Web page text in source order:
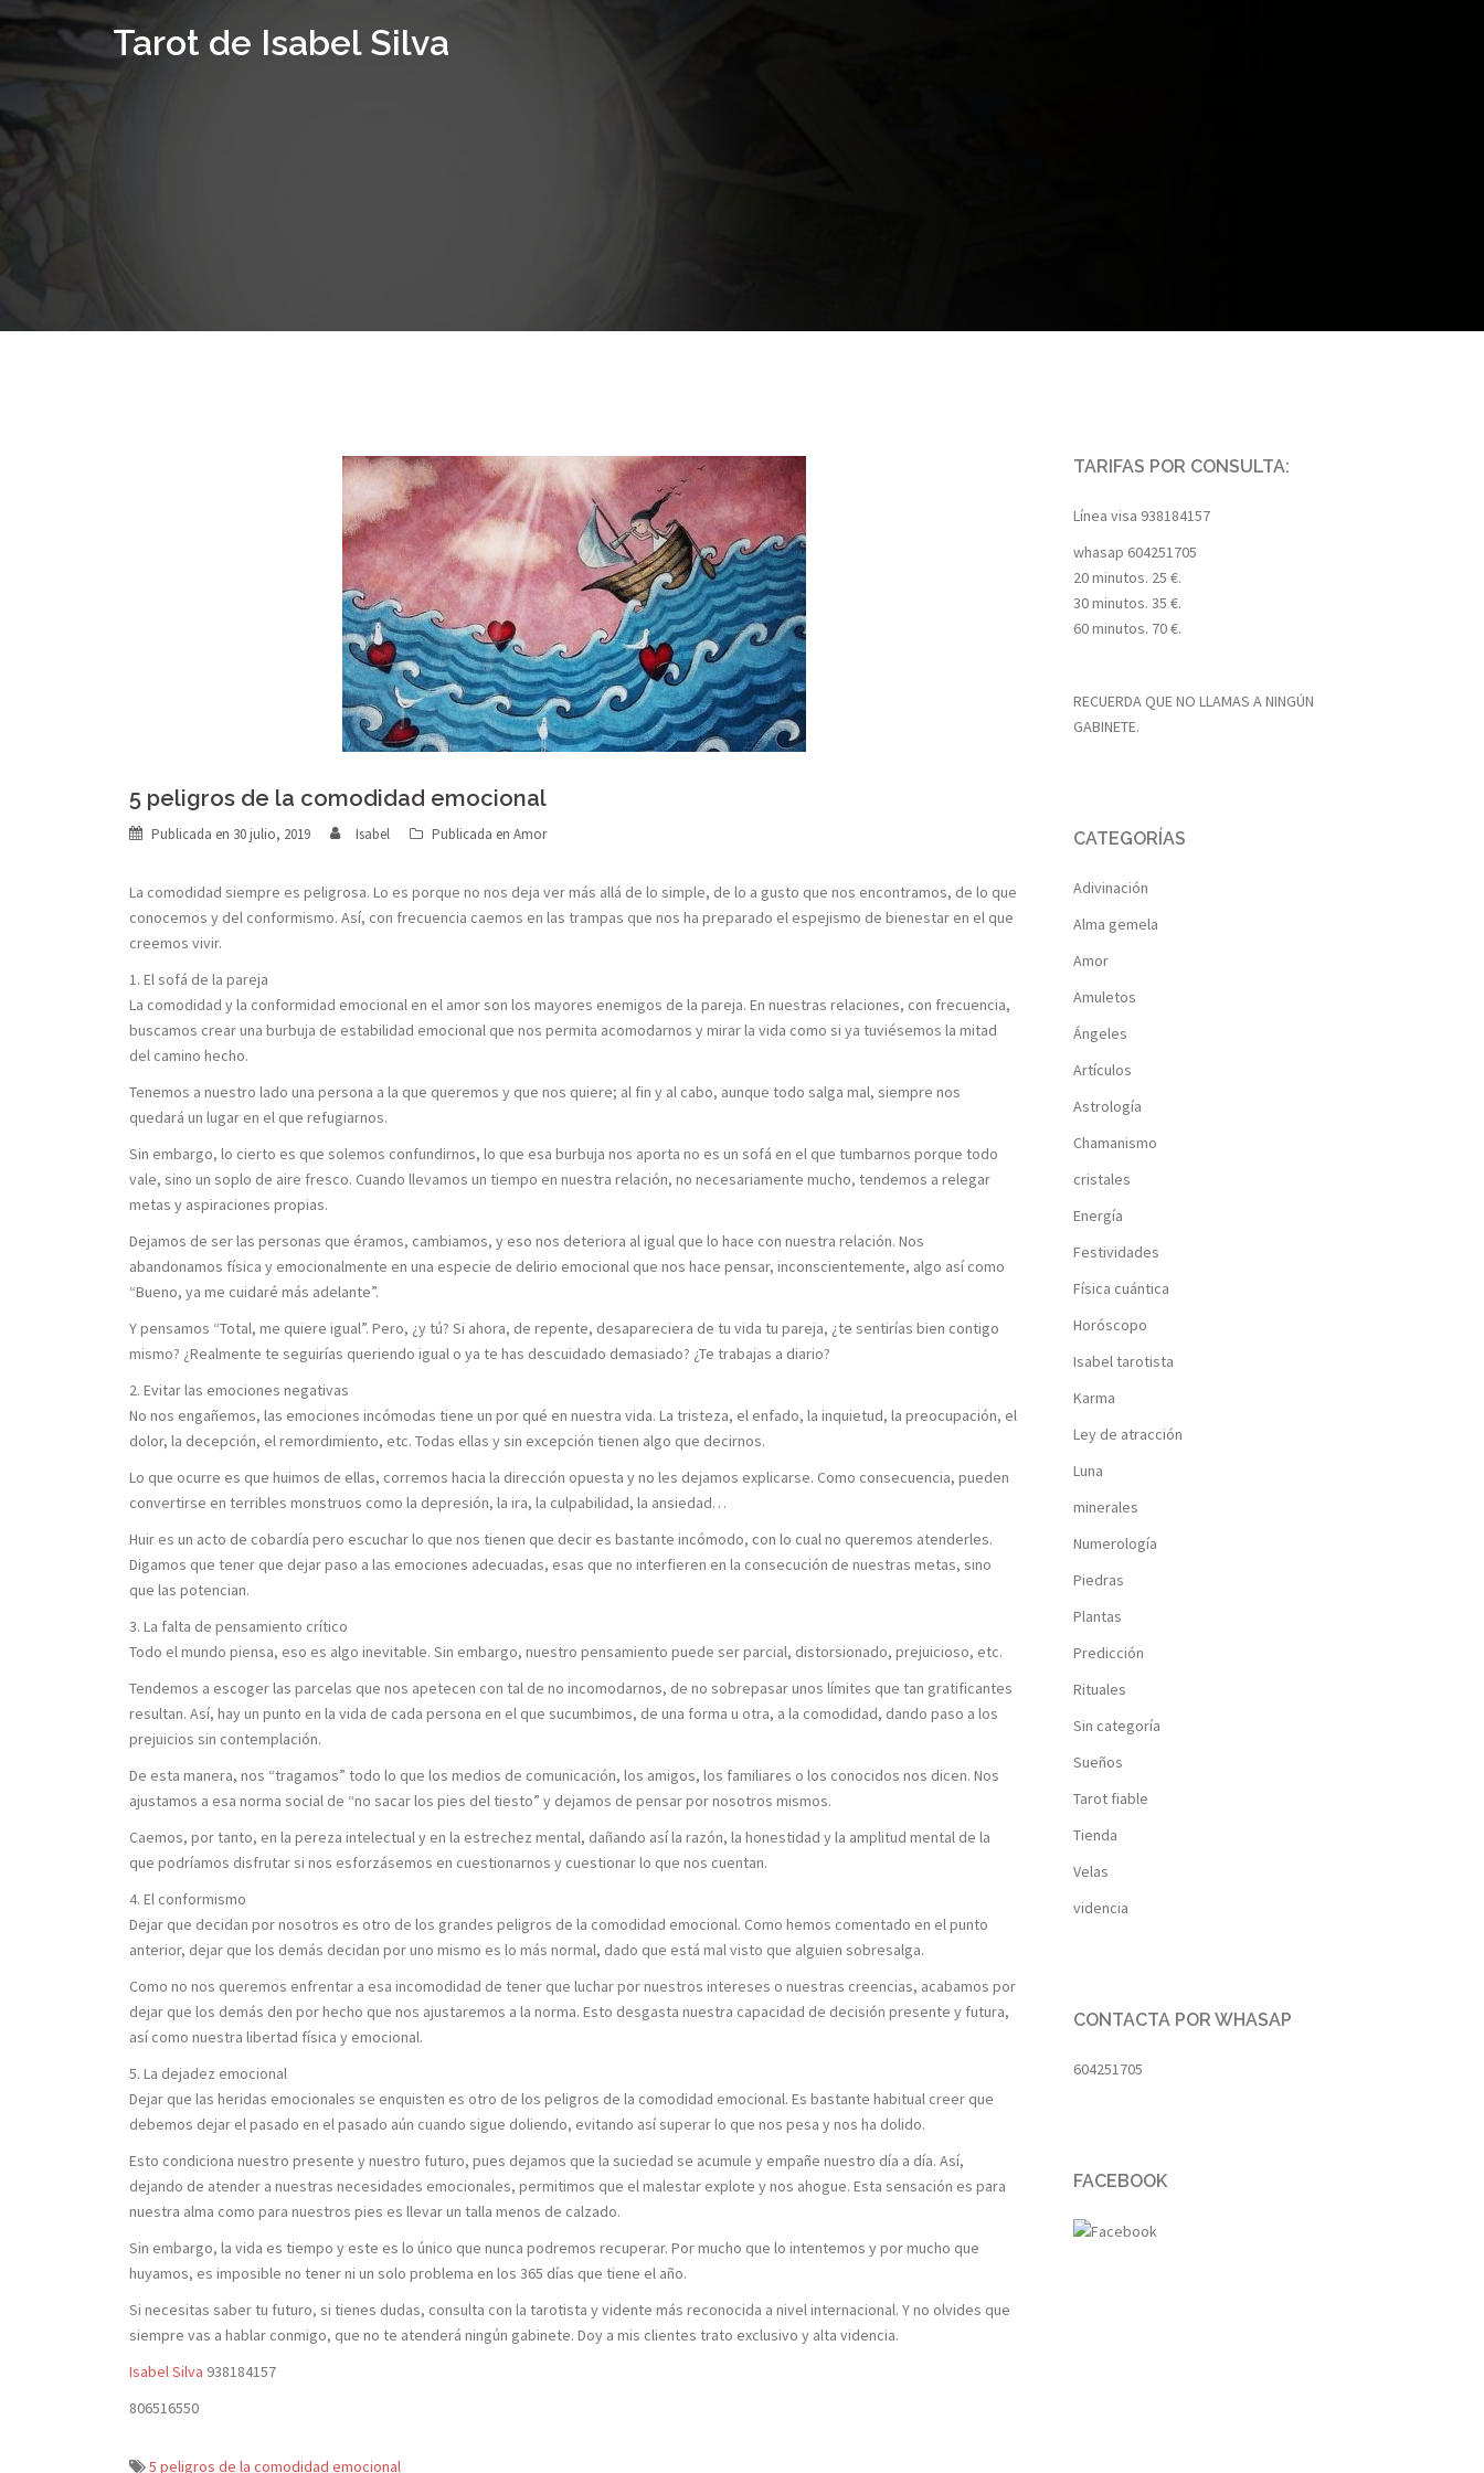
Saltar
contenido
Tarot de Isabel Silva
5 peligros de la comodidad emocional
Publicada en 30 julio, 2019 Isabel Publicada en Amor
La comodidad siempre es peligrosa. Lo es porque no nos deja ver más allá de lo simple, de lo a gusto que nos encontramos, de lo que
conocemos y del conformismo. Así, con frecuencia caemos en las trampas que nos ha preparado el espejismo de bienestar en el que
creemos vivir.
1. El sofá de la pareja
La comodidad y la conformidad emocional en el amor son los mayores enemigos de la pareja. En nuestras relaciones, con frecuencia,
buscamos crear una burbuja de estabilidad emocional que nos permita acomodarnos y mirar la vida como si ya tuviésemos la mitad
del camino hecho.
Tenemos a nuestro lado una persona a la que queremos y que nos quiere; al fin y al cabo, aunque todo salga mal, siempre nos
quedará un lugar en el que refugiarnos.
Sin embargo, lo cierto es que solemos confundirnos, lo que esa burbuja nos aporta no es un sofá en el que tumbarnos porque todo
vale, sino un soplo de aire fresco. Cuando llevamos un tiempo en nuestra relación, no necesariamente mucho, tendemos a relegar
metas y aspiraciones propias.
Dejamos de ser las personas que éramos, cambiamos, y eso nos deteriora al igual que lo hace con nuestra relación. Nos
abandonamos física y emocionalmente en una especie de delirio emocional que nos hace pensar, inconscientemente, algo así como
“Bueno, ya me cuidaré más adelante”.
Y pensamos “Total, me quiere igual”. Pero, ¿y tú? Si ahora, de repente, desapareciera de tu vida tu pareja, ¿te sentirías bien contigo
mismo? ¿Realmente te seguirías queriendo igual o ya te has descuidado demasiado? ¿Te trabajas a diario?
2. Evitar las emociones negativas
No nos engañemos, las emociones incómodas tiene un por qué en nuestra vida. La tristeza, el enfado, la inquietud, la preocupación, el
dolor, la decepción, el remordimiento, etc. Todas ellas y sin excepción tienen algo que decirnos.
Lo que ocurre es que huimos de ellas, corremos hacia la dirección opuesta y no les dejamos explicarse. Como consecuencia, pueden
convertirse en terribles monstruos como la depresión, la ira, la culpabilidad, la ansiedad…
Huir es un acto de cobardía pero escuchar lo que nos tienen que decir es bastante incómodo, con lo cual no queremos atenderles.
Digamos que tener que dejar paso a las emociones adecuadas, esas que no interfieren en la consecución de nuestras metas, sino
que las potencian.
3. La falta de pensamiento crítico
Todo el mundo piensa, eso es algo inevitable. Sin embargo, nuestro pensamiento puede ser parcial, distorsionado, prejuicioso, etc.
Tendemos a escoger las parcelas que nos apetecen con tal de no incomodarnos, de no sobrepasar unos límites que tan gratificantes
resultan. Así, hay un punto en la vida de cada persona en el que sucumbimos, de una forma u otra, a la comodidad, dando paso a los
prejuicios sin contemplación.
De esta manera, nos “tragamos” todo lo que los medios de comunicación, los amigos, los familiares o los conocidos nos dicen. Nos
ajustamos a esa norma social de “no sacar los pies del tiesto” y dejamos de pensar por nosotros mismos.
Caemos, por tanto, en la pereza intelectual y en la estrechez mental, dañando así la razón, la honestidad y la amplitud mental de la
que podríamos disfrutar si nos esforzásemos en cuestionarnos y cuestionar lo que nos cuentan.
4. El conformismo
Dejar que decidan por nosotros es otro de los grandes peligros de la comodidad emocional. Como hemos comentado en el punto
anterior, dejar que los demás decidan por uno mismo es lo más normal, dado que está mal visto que alguien sobresalga.
Como no nos queremos enfrentar a esa incomodidad de tener que luchar por nuestros intereses o nuestras creencias, acabamos por
dejar que los demás den por hecho que nos ajustaremos a la norma. Esto desgasta nuestra capacidad de decisión presente y futura,
así como nuestra libertad física y emocional.
5. La dejadez emocional
Dejar que las heridas emocionales se enquisten es otro de los peligros de la comodidad emocional. Es bastante habitual creer que
debemos dejar el pasado en el pasado aún cuando sigue doliendo, evitando así superar lo que nos pesa y nos ha dolido.
Esto condiciona nuestro presente y nuestro futuro, pues dejamos que la suciedad se acumule y empañe nuestro día a día. Así,
dejando de atender a nuestras necesidades emocionales, permitimos que el malestar explote y nos ahogue. Esta sensación es para
nuestra alma como para nuestros pies es llevar un talla menos de calzado.
Sin embargo, la vida es tiempo y este es lo único que nunca podremos recuperar. Por mucho que lo intentemos y por mucho que
huyamos, es imposible no tener ni un solo problema en los 365 días que tiene el año.
Si necesitas saber tu futuro, si tienes dudas, consulta con la tarotista y vidente más reconocida a nivel internacional. Y no olvides que
siempre vas a hablar conmigo, que no te atenderá ningún gabinete. Doy a mis clientes trato exclusivo y alta videncia.
Isabel Silva 938184157
806516550
5 peligros de la comodidad emocional
TARIFAS POR CONSULTA:
Línea visa 938184157
whasap 604251705
20 minutos. 25 €.
30 minutos. 35 €.
60 minutos. 70 €.
RECUERDA QUE NO LLAMAS A NINGÚN
GABINETE.
CATEGORÍAS
Adivinación
Alma gemela
Amor
Amuletos
Ángeles
Artículos
Astrología
Chamanismo
cristales
Energía
Festividades
Física cuántica
Horóscopo
Isabel tarotista
Karma
Ley de atracción
Luna
minerales
Numerología
Piedras
Plantas
Predicción
Rituales
Sin categoría
Sueños
Tarot fiable
Tienda
Velas
videncia
CONTACTA POR WHASAP
604251705
FACEBOOK